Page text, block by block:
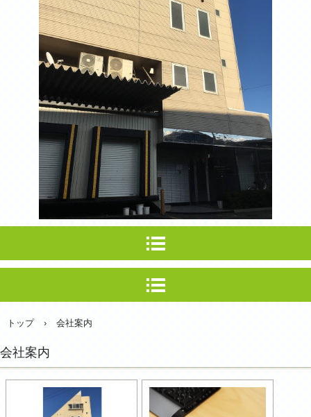
トップ › 会社案内
会社案内